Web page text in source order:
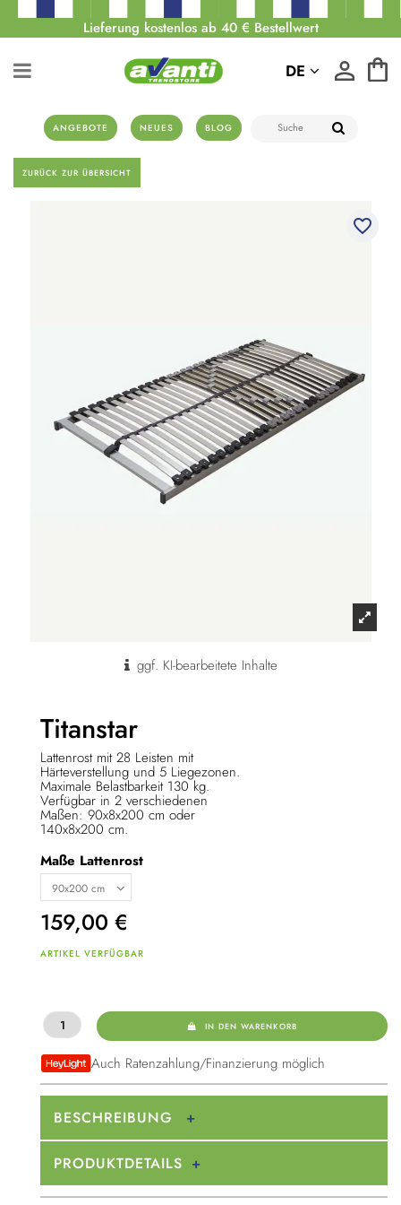
Lieferung kostenlos ab 40 € Bestellwert
ANGEBOTE NEUES BLOG
DE
ZURÜCK ZUR ÜBERSICHT
favorite_border
ggf. KI-bearbeitete Inhalte
Titanstar
Lattenrost mit 28 Leisten mit
Härteverstellung und 5 Liegezonen.
Maximale Belastbarkeit 130 kg.
Verfügbar in 2 verschiedenen
Maßen: 90x8x200 cm oder
140x8x200 cm.
Maße Lattenrost
159,00 €
ARTIKEL VERFÜGBAR
IN DEN WARENKORB
Auch Ratenzahlung/Finanzierung möglich
BESCHREIBUNG
PRODUKTDETAILS